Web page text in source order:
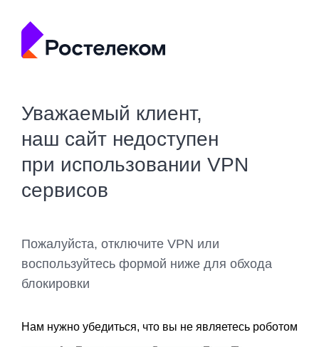
Уважаемый клиент,
наш сайт недоступен
при использовании VPN
сервисов
Пожалуйста, отключите VPN или
воспользуйтесь формой ниже для обхода
блокировки
Нам нужно убедиться, что вы не являетесь роботом